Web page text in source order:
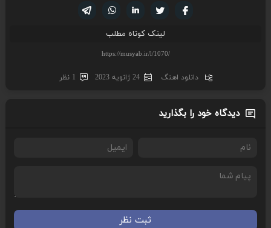
لینکدین تویتر
فیسوک
لینک کوتاه مطلب
دانلود اهنگ 24 ژانویه 2023 1 نظر
دیدگاه خود را بگذارید
ثبت نظر